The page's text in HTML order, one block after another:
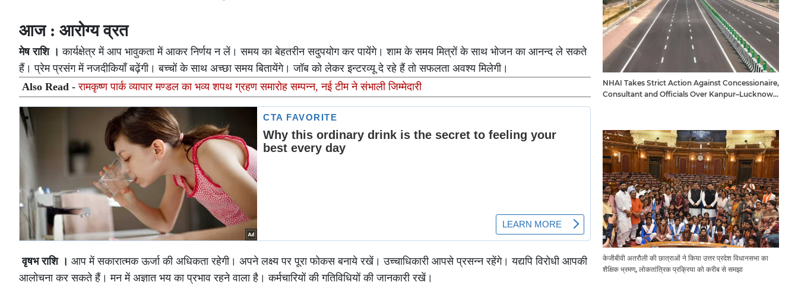
आज : आरोग्य व्रत
मेष राशि ।कार्यक्षेत्र में आप भावुकता में आकर निर्णय न लें। समय का बेहतरीन सदुपयोग कर पायेंगे। शाम के समय मित्रों के साथ भोजन का आनन्द ले सकते
हैं। प्रेम प्रसंग में नजदीकियाँ बढ़ेंगी। बच्चों के साथ अच्छा समय बितायेंगे। जॉब को लेकर इन्टरव्यू दे रहे हैं तो सफलता अवश्य मिलेगी।
Also Read -रामकृष्ण पार्क व्यापार मण्डल का भव्य शपथ ग्रहण समारोह सम्पन्न, नई टीम ने संभाली जिम्मेदारी
वृषभ राशि । आप में सकारात्मक ऊर्जा की अधिकता रहेगी। अपने लक्ष्य पर पूरा फोकस बनाये रखें। उच्चाधिकारी आपसे प्रसन्न रहेंगे। यद्यपि विरोधी आपकी
आलोचना कर सकते हैं। मन में अज्ञात भय का प्रभाव रहने वाला है। कर्मचारियों की गतिविधियों की जानकारी रखें।
NHAI Takes Strict Action Against Concessionaire,
Consultant and Officials Over Kanpur–Lucknow
केजीबीवी अतरौली की छात्राओं ने किया उत्तर प्रदेश विधानसभा का
शैक्षिक भ्रमण, लोकतांत्रिक प्रक्रिया को करीब से समझा